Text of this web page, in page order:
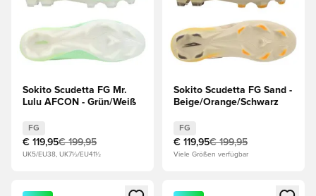
Sokito Scudetta FG Mr.
Lulu AFCON - Grün/Weiß
FG
€ 119,95€ 199,95
UK5/EU38, UK7½/EU41½
Sokito Scudetta FG Sand -
Beige/Orange/Schwarz
FG
€ 119,95€ 199,95
Viele Größen verfügbar
Öffnet ein Fenster zum Anmelden oder Registrieren als
Öffnet ein Fenster zum